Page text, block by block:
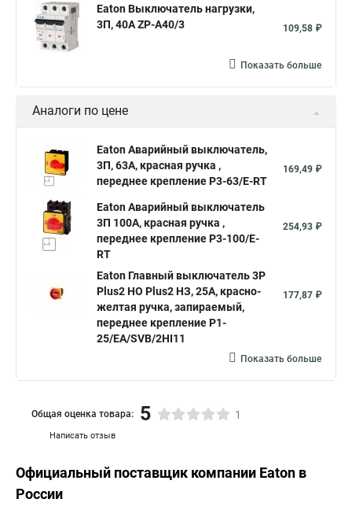
Eaton Выключатель нагрузки,
3П, 40А ZP-A40/3
109,58 ₽
Показать больше
Аналоги по цене
Eaton Аварийный выключатель,
3П, 63A, красная ручка ,
переднее крепление P3-63/E-RT
169,49 ₽
Eaton Аварийный выключатель
3П 100A, красная ручка ,
переднее крепление P3-100/E-
RT
254,93 ₽
Eaton Главный выключатель 3P
Plus2 НО Plus2 НЗ, 25А, красно-
желтая ручка, запираемый,
переднее крепление P1-
25/EA/SVB/2HI11
177,87 ₽
Показать больше
Написать отзыв
Общая оценка товара: 5 1
Официальный поставщик компании Eaton в
России